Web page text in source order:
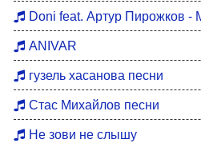
Восточные хиты
Мотивация для тренировок
DFM Remix
Doni feat. Артур Пирожков -
ANIVAR
гузель хасанова песни
Стас Михайлов песни
Не зови не слышу